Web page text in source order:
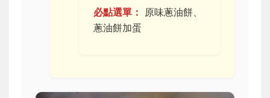
必點選單：
原味蔥油餅、
蔥油餅加蛋